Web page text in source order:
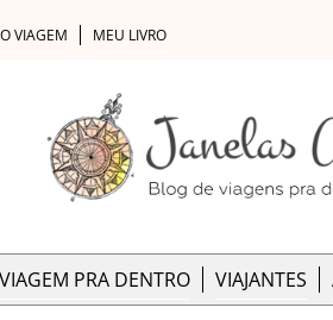
VIAGEM MEU LIVRO
VIAGEM PRA DENTRO VIAJANTES